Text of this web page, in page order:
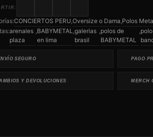
CONCIERTOS PERU,Oversize o Dama,Polos
arenales
plaza
,BABYMETAL
en lima
,galerias
brasil
,polos de
BABYMETAL
,
SEGURO PAGO
Y DEVOLUCIONES MERCH